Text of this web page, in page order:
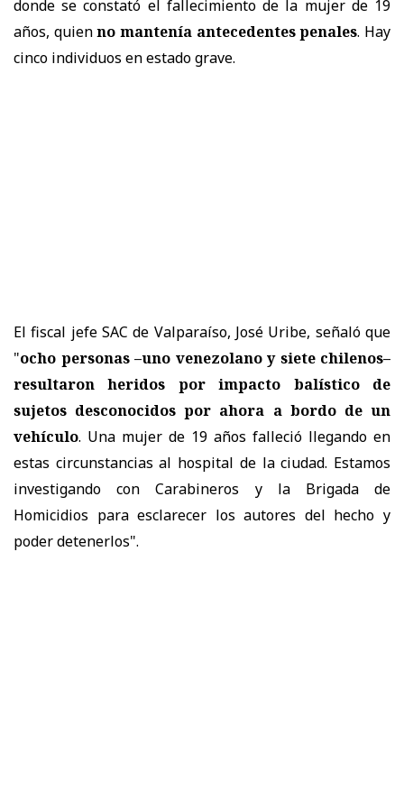
donde se constató el fallecimiento de la mujer de 19
años, quienno mantenía antecedentes penales. Hay
cinco individuos en estado grave.
El fiscal jefe SAC de Valparaíso, José Uribe, señaló que
"ocho personas –uno venezolano y siete chilenos–
resultaron heridos por impacto balístico de
sujetos desconocidos por ahora a bordo de un
vehículo. Una mujer de 19 años falleció llegando en
estas circunstancias al hospital de la ciudad. Estamos
investigando con Carabineros y la Brigada de
Homicidios para esclarecer los autores del hecho y
poder detenerlos".